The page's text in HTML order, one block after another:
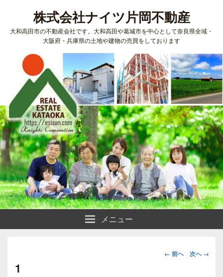
株式会社ナイツ片岡不動産
大和高田市の不動産会社です。大和高田や葛城市を中心として奈良県全域・
大阪府・兵庫県の土地や建物の売買をしております
メニュー
画
← 前へ 次へ →
1